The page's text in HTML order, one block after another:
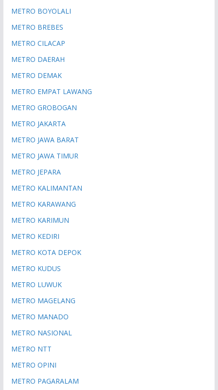
METRO BOYOLALI
METRO BREBES
METRO CILACAP
METRO DAERAH
METRO DEMAK
METRO EMPAT LAWANG
METRO GROBOGAN
METRO JAKARTA
METRO JAWA BARAT
METRO JAWA TIMUR
METRO JEPARA
METRO KALIMANTAN
METRO KARAWANG
METRO KARIMUN
METRO KEDIRI
METRO KOTA DEPOK
METRO KUDUS
METRO LUWUK
METRO MAGELANG
METRO MANADO
METRO NASIONAL
METRO NTT
METRO OPINI
METRO PAGARALAM